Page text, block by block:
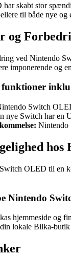
skabt stor
til både nye og
og
ved Nintendo
imponerende og
Switch
nye Switch har en
Nintendo
hos
OLED til en
Nintendo
hjemmeside og
lokale Bilka-